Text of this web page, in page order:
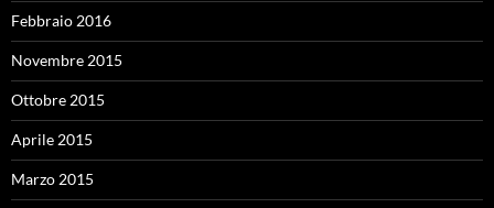
Febbraio 2016
Novembre 2015
Ottobre 2015
Aprile 2015
Marzo 2015